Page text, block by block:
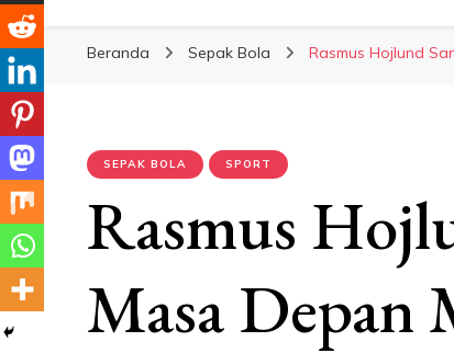
Beranda Sepak Bola Rasmus Hojlund
SEPAK BOLA SPORT
Rasmus
Masa Depan